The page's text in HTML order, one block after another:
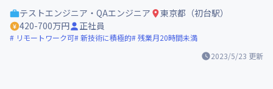
2023/5/23 更新
テストエンジニア・QAエンジニア
東京都（初台駅）
420-700万円
正社員
リモートワーク可 新技術に積極的 残業月20時間未満